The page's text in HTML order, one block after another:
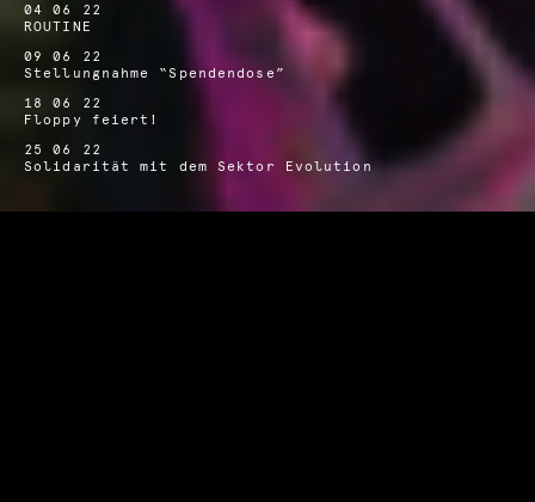
04 06 22
ROUTINE
09 06 22
Stellungnahme “Spendendose”
18 06 22
Floppy feiert!
25 06 22
Solidarität mit dem Sektor Evolution